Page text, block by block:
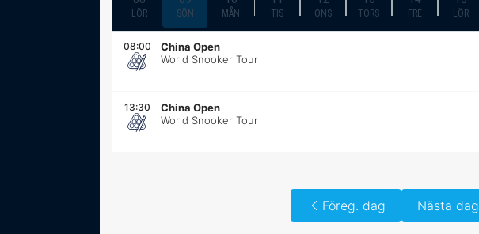
LÖR SÖN MÅN TIS ONS TORS FRE LÖR
08:00
China Open
World Snooker Tour
13:30
China Open
World Snooker Tour
Föreg. dag Nästa dag